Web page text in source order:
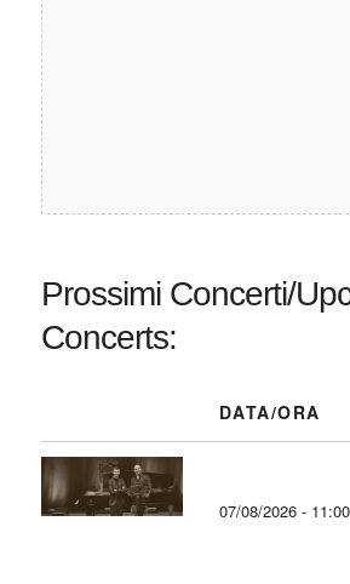
Prossimi Concerti/
Concerts:
DATA/ORA
07/08/2026 - 11:00